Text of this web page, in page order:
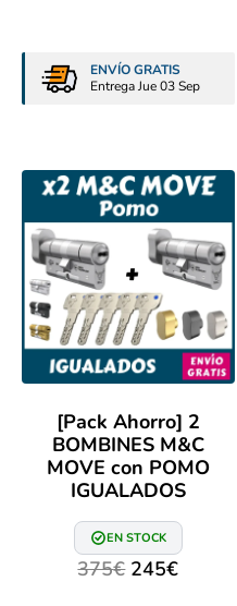
ENVÍO GRATIS
Entrega Jue 03 Sep
[Pack Ahorro] 2
BOMBINES M&C
MOVE con POMO
IGUALADOS
EN STOCK
375€ 245€